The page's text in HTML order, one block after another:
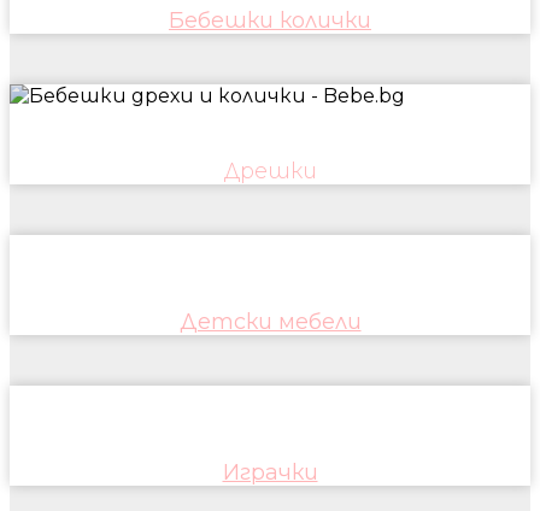
Бебешки колички
Дрешки
Детски мебели
Играчки